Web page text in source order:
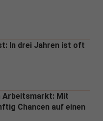
In drei Jahren ist oft
Arbeitsmarkt: Mit
Chancen auf einen